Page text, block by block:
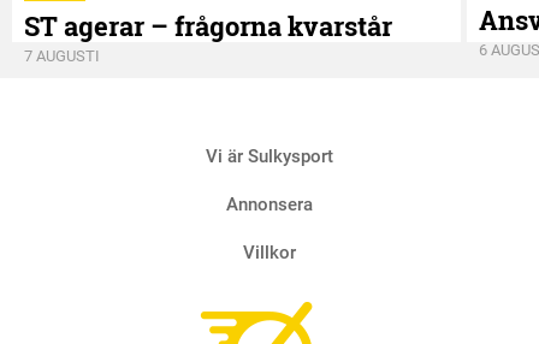
ST agerar – frågorna kvarstår
7 AUGUSTI 6
Vi är Sulkysport
Annonsera
Villkor